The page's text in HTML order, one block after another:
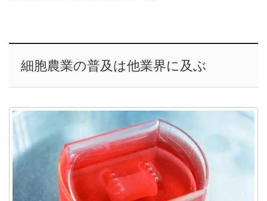
細胞農業の普及は他業界に及ぶ